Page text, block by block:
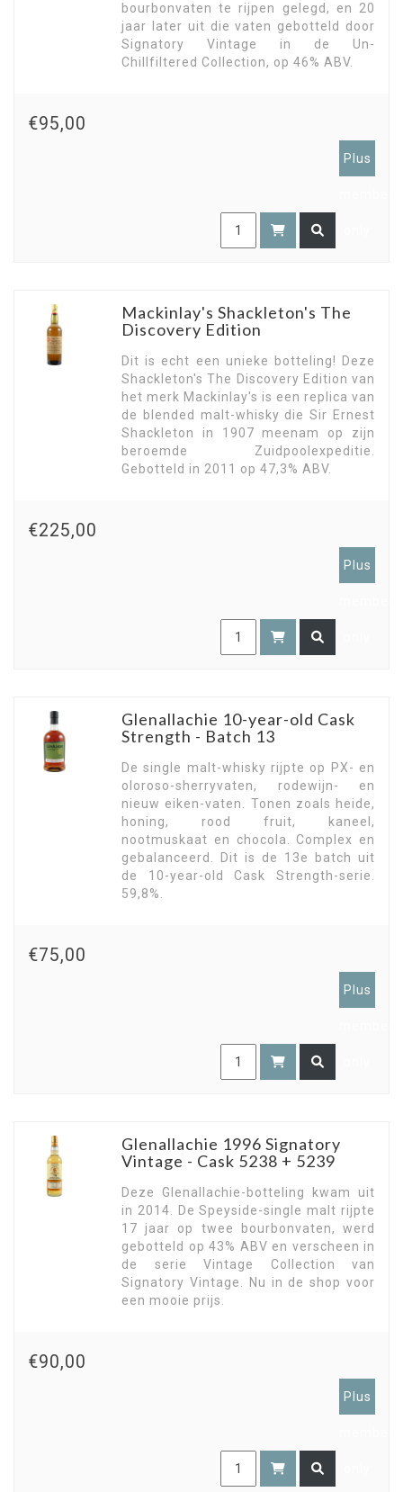
bourbonvaten te rijpen gelegd, en 20
jaar later uit die vaten gebotteld door
Signatory Vintage in de Un-
Chillfiltered Collection, op 46% ABV.
€95,00
Plus
Mackinlay's Shackleton's The
Discovery Edition
Dit is echt een unieke botteling! Deze
Shackleton's The Discovery Edition van
het merk Mackinlay's is een replica van
de blended malt-whisky die Sir Ernest
Shackleton in 1907 meenam op zijn
beroemde Zuidpoolexpeditie.
Gebotteld in 2011 op 47,3% ABV.
€225,00
Plus
Glenallachie 10-year-old Cask
Strength - Batch 13
De single malt-whisky rijpte op PX- en
oloroso-sherryvaten, rodewijn- en
nieuw eiken-vaten. Tonen zoals heide,
honing, rood fruit, kaneel,
nootmuskaat en chocola. Complex en
gebalanceerd. Dit is de 13e batch uit
de 10-year-old Cask Strength-serie.
59,8%.
€75,00
Plus
Glenallachie 1996 Signatory
Vintage - Cask 5238 + 5239
Deze Glenallachie-botteling kwam uit
in 2014. De Speyside-single malt rijpte
17 jaar op twee bourbonvaten, werd
gebotteld op 43% ABV en verscheen in
de serie Vintage Collection van
Signatory Vintage. Nu in de shop voor
een mooie prijs.
€90,00
Plus